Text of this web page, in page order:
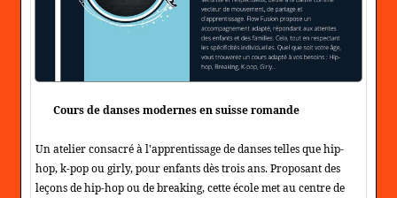
Cours de danses modernes en suisse romande
Un atelier consacré à l'apprentissage de danses telles que hip-
hop, k-pop ou girly, pour enfants dès trois ans. Proposant des
leçons de hip-hop ou de breaking, cette école met au centre de